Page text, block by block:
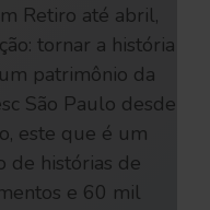
Retiro até abril,
tornar a história
patrimônio da
São Paulo desde
este que é um
de histórias de
e 60 mil